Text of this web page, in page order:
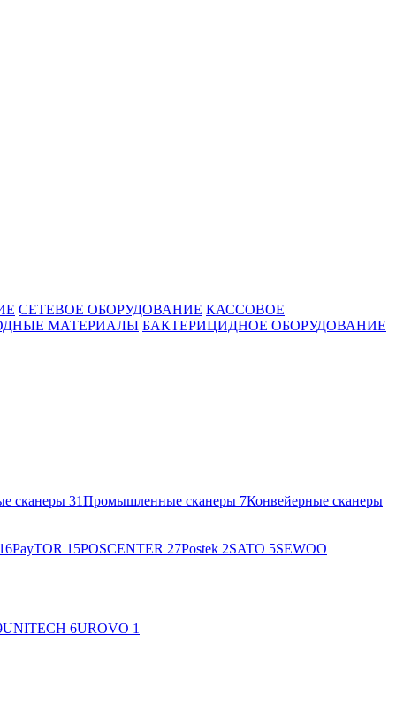
СЕТЕВОЕ ОБОРУДОВАНИЕ КАССОВОЕ
МАТЕРИАЛЫ БАКТЕРИЦИДНОЕ ОБОРУДОВАНИЕ
сканеры 31Промышленные сканеры 7Конвейерные сканеры
16PayTOR 15POSCENTER 27Postek 2SATO 5SEWOO
UNITECH 6UROVO 1